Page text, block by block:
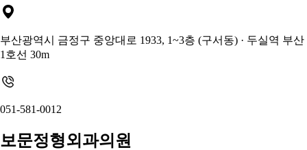
부산광역시 금정구 중앙대로 1933, 1~3층 (구서동) · 두실역 부산
1호선 30m
051-581-0012
보문정형외과의원